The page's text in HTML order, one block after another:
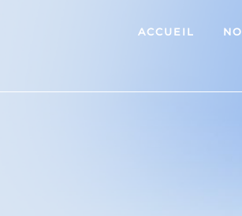
ACCUEIL